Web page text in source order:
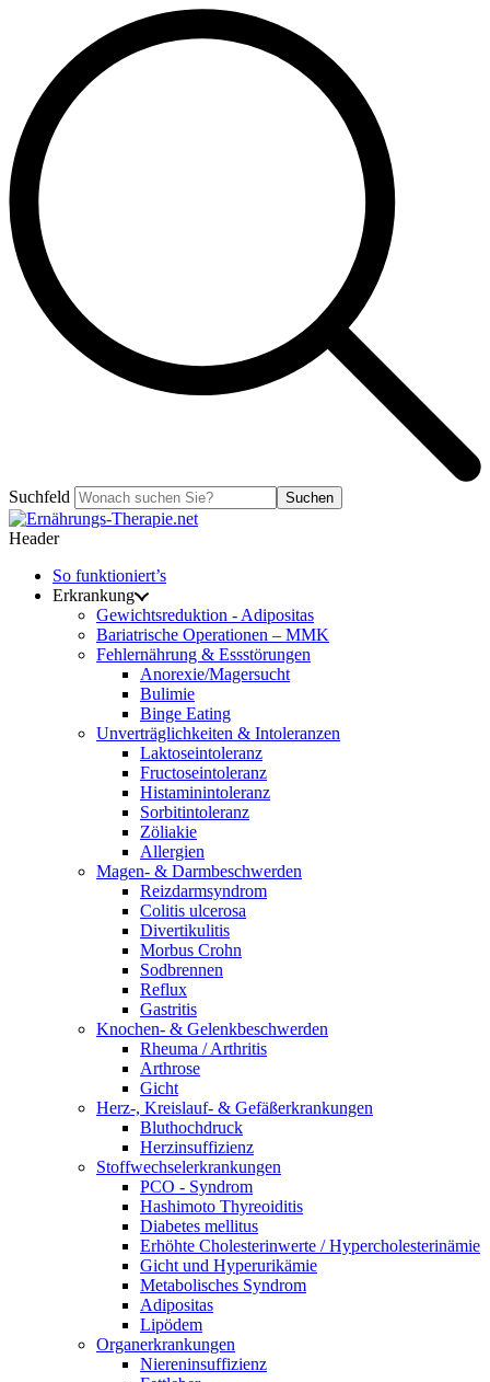
Suchfeld Suchen
Header
So funktioniert’s
Erkrankung
Gewichtsreduktion - Adipositas
Bariatrische Operationen – MMK
Fehlernährung & Essstörungen
Anorexie/Magersucht
Bulimie
Binge Eating
Unverträglichkeiten & Intoleranzen
Laktoseintoleranz
Fructoseintoleranz
Histaminintoleranz
Sorbitintoleranz
Zöliakie
Allergien
Magen- & Darmbeschwerden
Reizdarmsyndrom
Colitis ulcerosa
Divertikulitis
Morbus Crohn
Sodbrennen
Reflux
Gastritis
Knochen- & Gelenkbeschwerden
Rheuma / Arthritis
Arthrose
Gicht
Herz-, Kreislauf- & Gefäßerkrankungen
Bluthochdruck
Herzinsuffizienz
Stoffwechselerkrankungen
PCO - Syndrom
Hashimoto Thyreoiditis
Diabetes mellitus
Erhöhte Cholesterinwerte / Hypercholesterinämie
Gicht und Hyperurikämie
Metabolisches Syndrom
Adipositas
Lipödem
Organerkrankungen
Niereninsuffizienz